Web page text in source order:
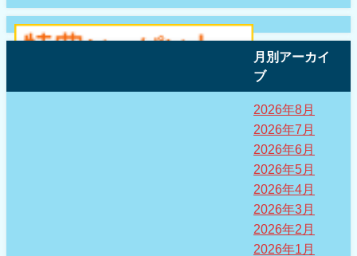
月別アーカイ
ブ
2026年8月
2026年7月
2026年6月
2026年5月
2026年4月
2026年3月
2026年2月
2026年1月